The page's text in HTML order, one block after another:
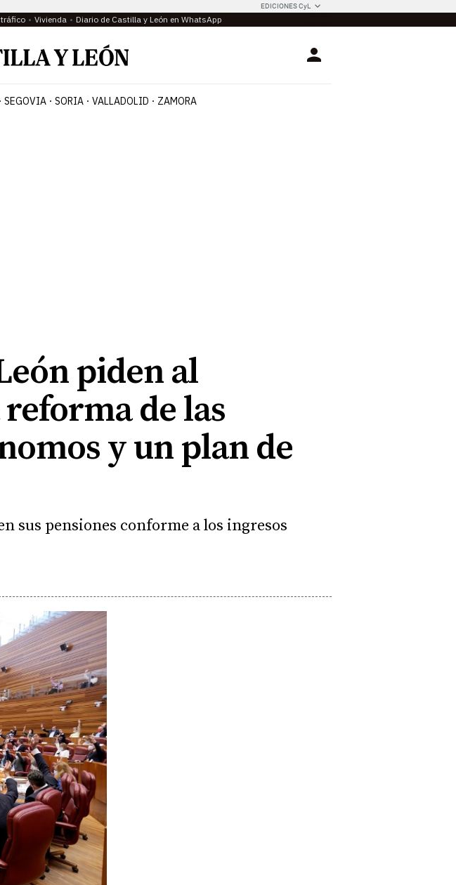
EDICIONES CyL
Vivienda Diario de Castilla y León en WhatsApp
Login
SEGOVIA SORIA VALLADOLID ZAMORA
piden al
de las
y un plan de
sus pensiones conforme a los ingresos